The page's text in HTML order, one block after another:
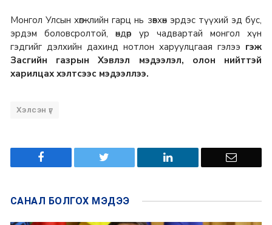
Монгол Улсын хөгжлийн гарц нь зөвхөн эрдэс түүхий эд бус,
эрдэм боловсролтой, өндөр ур чадвартай монгол хүн
гэдгийг дэлхийн дахинд нотлон харуулцгаая гэлээ гэж
Засгийн газрын Хэвлэл мэдээлэл, олон нийттэй
харилцах хэлтсээс мэдээллээ.
Хэлсэн үг
САНАЛ БОЛГОХ МЭДЭЭ